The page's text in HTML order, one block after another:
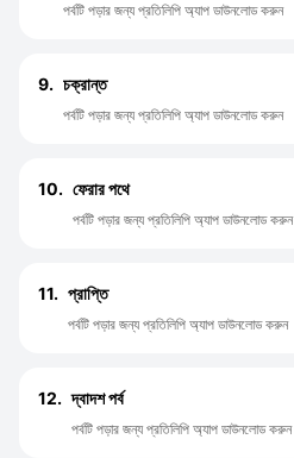
পর্বটি পড়ার জন্য প্রতিলিপি অ্যাপ ডাউনলোড করুন
9. চক্রান্ত
পর্বটি পড়ার জন্য প্রতিলিপি অ্যাপ ডাউনলোড করুন
10. ফেরার পথে
পর্বটি পড়ার জন্য প্রতিলিপি অ্যাপ ডাউনলোড করুন
11. প্রাপ্তি
পর্বটি পড়ার জন্য প্রতিলিপি অ্যাপ ডাউনলোড করুন
12. দ্বাদশ পর্ব
পর্বটি পড়ার জন্য প্রতিলিপি অ্যাপ ডাউনলোড করুন